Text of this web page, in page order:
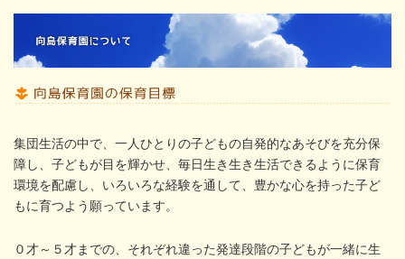
集団生活の中で、一人ひとりの子どもの自発的なあそびを充分保
障し、子どもが目を輝かせ、毎日生き生き生活できるように保育
環境を配慮し、いろいろな経験を通して、豊かな心を持った子ど
もに育つよう願っています。
０才～５才までの、それぞれ違った発達段階の子どもが一緒に生